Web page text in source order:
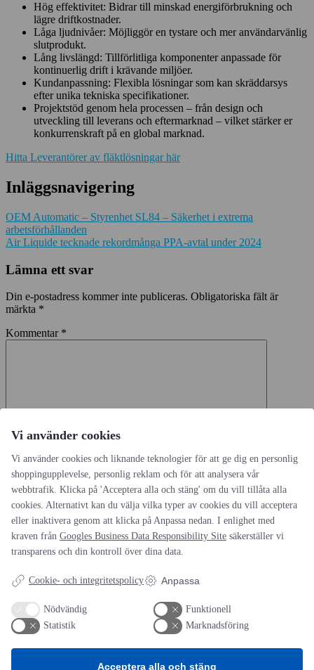
Hög effektivitet: Bidrar till minskad energiförbrukning och
lägre driftkostnader.
Låga ljudnivåer: Möjliggör en tystare och mer användarvänlig
slutprodukt.
Lång livslängd: Tillförlitliga komponenter anpassade för
kontinuerlig drift i krävande miljöer.
Kundanpassning: Flexibla lösningar som kan skräddarsys
efter unika tekniska specifikationer.
Projektstöd genom hela processen – från design och
utveckling till leverans och eftermarknad – vilket stärker er
konkurrenskraft på en global marknad.
Hitta Leverantörer av fläktlösningar här
Inläggsnavigering
OEM Automatic – Styrenhet SL84 – Säkerhet i extrema
arbetsförhållanden
Air Liquide tecknade rekordmånga PPA-avtal under 2024
Lämna ett svar
Din e-postadress kommer inte publiceras. Obligatoriska fält är
märkta *
Kommentar *
E-postadress*
Webbplats
Spara mitt namn, min e-postadress och webbplats i denna
webbläsare till nästa gång jag skriver en kommentar.
AOTI
Vi använder cookies
Vi använder cookies och liknande teknologier för att ge dig en personlig
shoppingupplevelse, personlig reklam och för att analysera vår
webbtrafik. Klicka på 'Acceptera alla och stäng' om du vill tillåta alla
cookies. Alternativt kan du välja vilka typer av cookies du vill acceptera
eller inaktivera genom att klicka på Anpassa nedan. I enlighet med
kraven från Googles Business Data Responsibility Site säkerställer vi
transparens och din kontroll över dina data.
Cookie- och integritetspolicy Anpassa
Nödvändig
Funktionell
Statistik
Marknadsföring
Acceptera alla och stäng